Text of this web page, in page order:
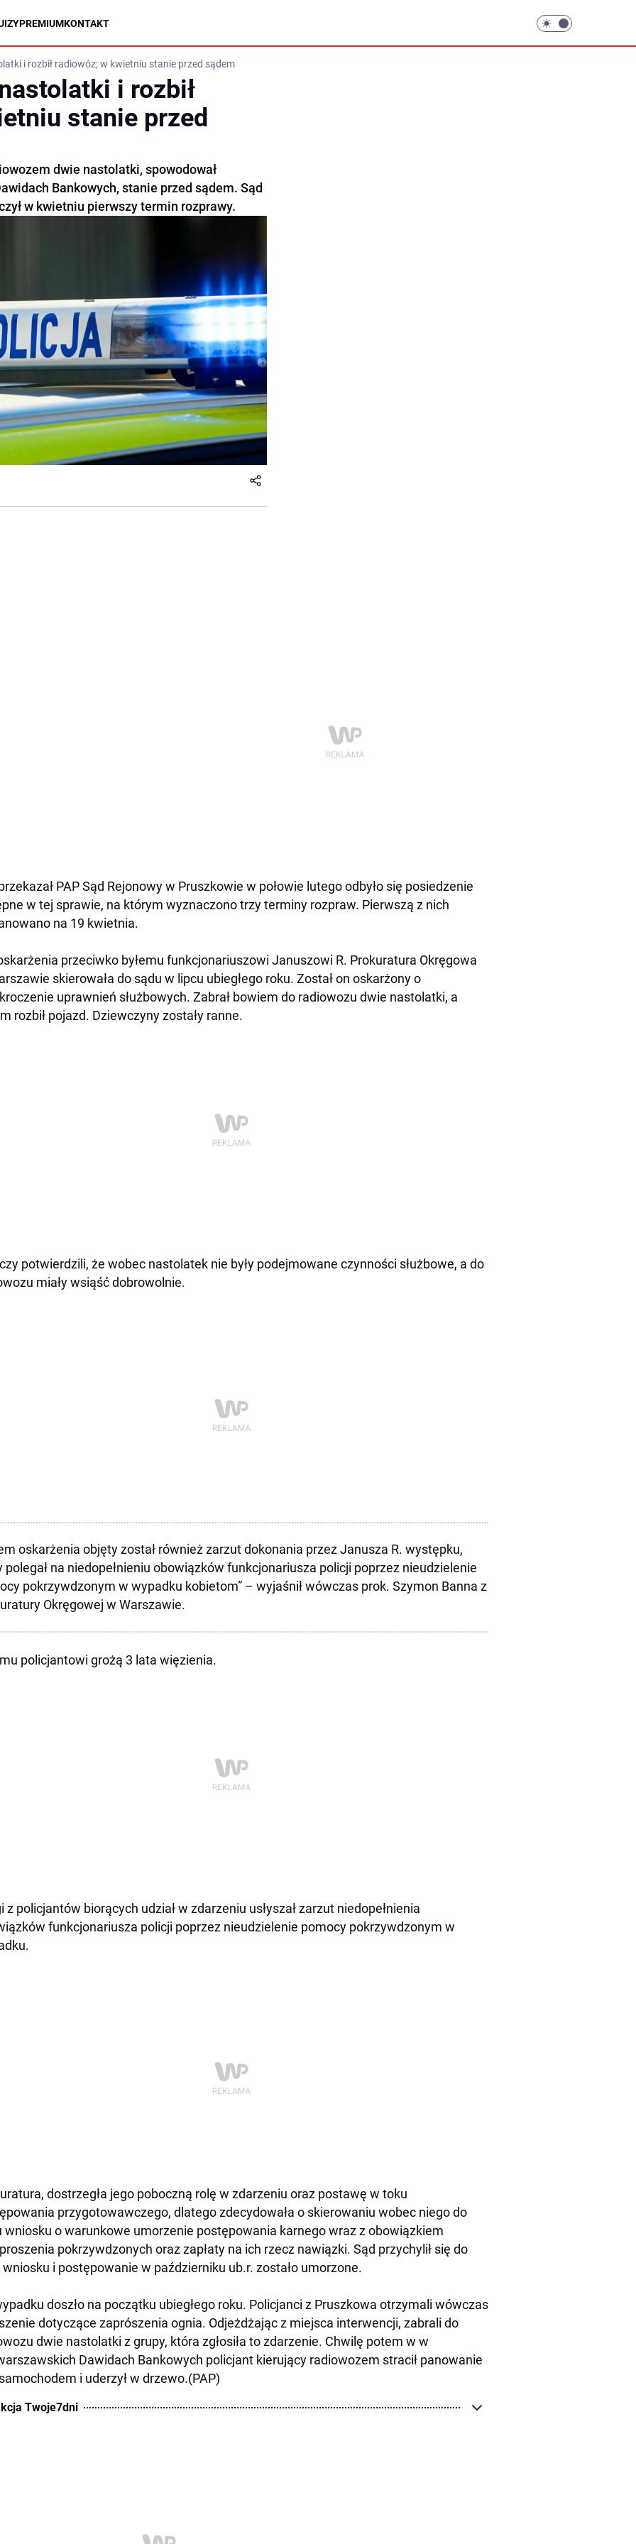
PREMIUMKONTAKT
i rozbił radiowóz; w kwietniu stanie przed sądem
i rozbił
stanie przed
dwie nastolatki, spowodował
Bankowych, stanie przed sądem. Sąd
w kwietniu pierwszy termin rozprawy.
PAP Sąd Rejonowy w Pruszkowie w połowie lutego odbyło się posiedzenie
w tej sprawie, na którym wyznaczono trzy terminy rozpraw. Pierwszą z nich
na 19 kwietnia.
przeciwko byłemu funkcjonariuszowi Januszowi R. Prokuratura Okręgowa
skierowała do sądu w lipcu ubiegłego roku. Został on oskarżony o
uprawnień służbowych. Zabrał bowiem do radiowozu dwie nastolatki, a
rozbił pojazd. Dziewczyny zostały ranne.
potwierdzili, że wobec nastolatek nie były podejmowane czynności służbowe, a do
miały wsiąść dobrowolnie.
oskarżenia objęty został również zarzut dokonania przez Janusza R. występku,
polegał na niedopełnieniu obowiązków funkcjonariusza policji poprzez nieudzielenie
pokrzywdzonym w wypadku kobietom” – wyjaśnił wówczas prok. Szymon Banna z
Okręgowej w Warszawie.
policjantowi grożą 3 lata więzienia.
z policjantów biorących udział w zdarzeniu usłyszał zarzut niedopełnienia
funkcjonariusza policji poprzez nieudzielenie pomocy pokrzywdzonym w
dostrzegła jego poboczną rolę w zdarzeniu oraz postawę w toku
przygotowawczego, dlatego zdecydowała o skierowaniu wobec niego do
wniosku o warunkowe umorzenie postępowania karnego wraz z obowiązkiem
pokrzywdzonych oraz zapłaty na ich rzecz nawiązki. Sąd przychylił się do
i postępowanie w październiku ub.r. zostało umorzone.
doszło na początku ubiegłego roku. Policjanci z Pruszkowa otrzymali wówczas
dotyczące zaprószenia ognia. Odjeżdżając z miejsca interwencji, zabrali do
dwie nastolatki z grupy, która zgłosiła to zdarzenie. Chwilę potem w w
Dawidach Bankowych policjant kierujący radiowozem stracił panowanie
i uderzył w drzewo.(PAP)
Twoje7dni